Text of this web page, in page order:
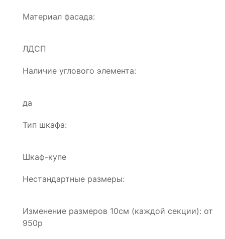
Материал фасада:
ЛДСП
Наличие углового элемента:
да
Тип шкафа:
Шкаф-купе
Нестандартные размеры:
Изменение размеров 10см (каждой секции): от
950р